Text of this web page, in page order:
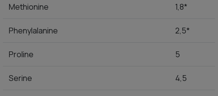
Methionine 1,8*
Phenylalanine 2,5*
Proline 5
Serine 4,5